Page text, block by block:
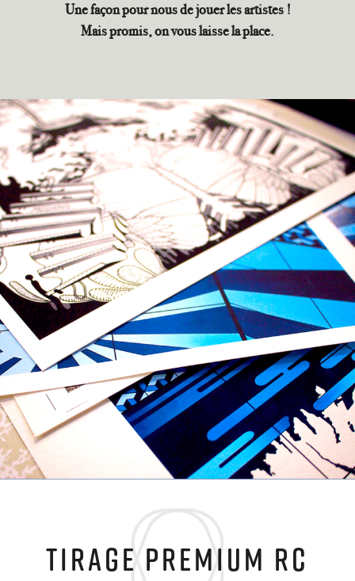
Une façon pour nous de jouer les artistes !
Mais promis, on vous laisse la place.
tirage PREMIUM RC